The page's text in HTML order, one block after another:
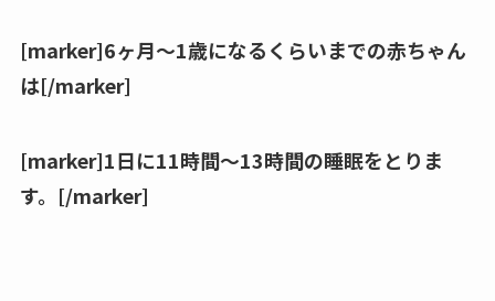
[marker]6ヶ月〜1歳になるくらいまでの赤ちゃん
は[/marker]
[marker]1日に11時間〜13時間の睡眠をとりま
す。[/marker]